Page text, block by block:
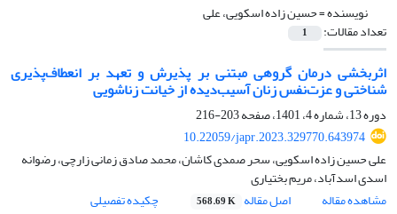
نویسنده =حسین زاده اسکویی، علی
تعداد مقالات: 1
اثربخشی درمان گروهی مبتنی بر پذیرش و تعهد بر انعطاف‌پذیری
شناختی و عزت‌نفس زنان آسیب‌دیده از خیانت زناشویی
دوره 13، شماره 4، 1401، صفحه
203-216
10.22059/japr.2023.329770.643974
علی حسین زاده اسکویی، سحر صمدی کاشان، محمد صادق زمانی زارچی، رضوانه
اسدی اسدآباد، مریم بختیاری
مشاهده مقاله
اصل مقاله 568.69 K چکیده تفصیلی